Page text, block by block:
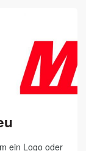
ein Logo oder